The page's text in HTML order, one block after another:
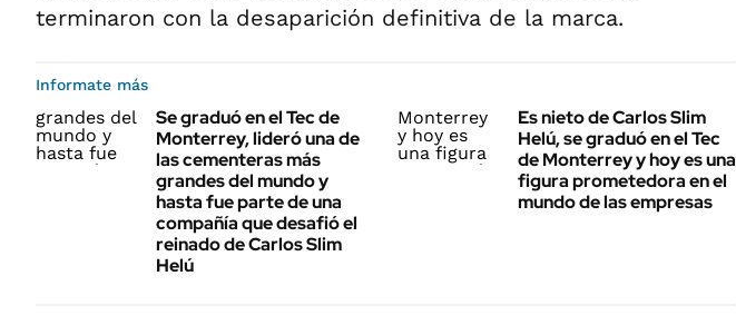
terminaron con la desaparición definitiva de la marca.
Informate más
Se graduó en el Tec de
Monterrey, lideró una de
las cementeras más
grandes del mundo y
hasta fue parte de una
compañía que desafió el
reinado de Carlos Slim
Helú
Es nieto de Carlos Slim
Helú, se graduó en el Tec
de Monterrey y hoy es una
figura prometedora en el
mundo de las empresas